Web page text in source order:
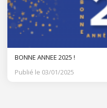
BONNE ANNEE 2025 !
Publié le 03/01/2025